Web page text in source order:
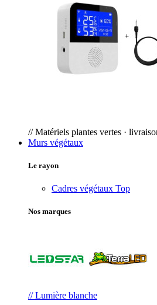
// Matériels plantes vertes ·
Murs végétaux
Le rayon
Cadres végétaux Top
Nos marques
// Lumière blanche